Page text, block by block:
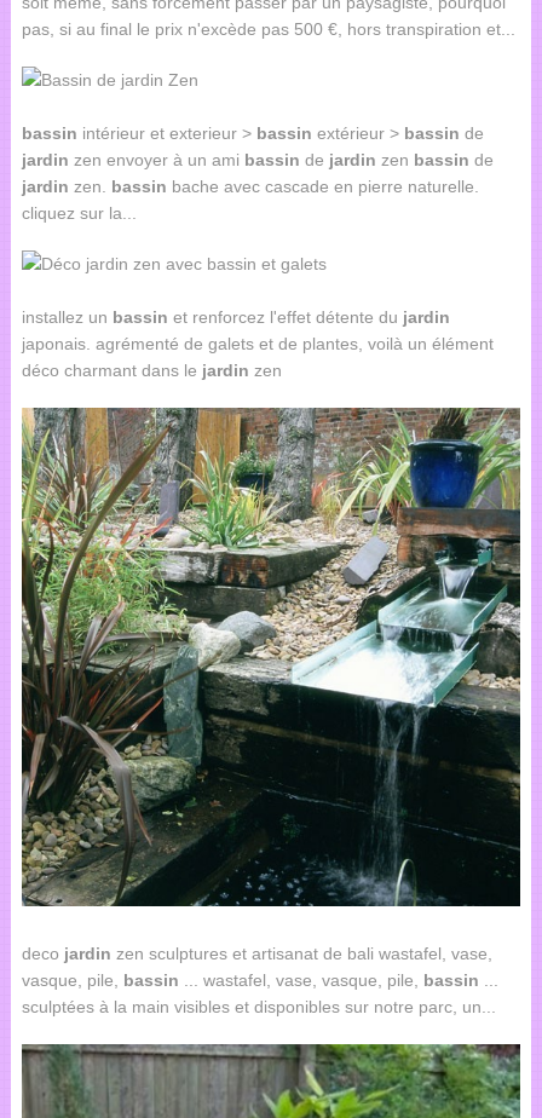
pas, si au final le prix n'excède pas 500 €, hors transpiration et...
bassin intérieur et exterieur > bassin extérieur > bassin de
jardin zen envoyer à un ami bassin de jardin zen bassin de
jardin zen. bassin bache avec cascade en pierre naturelle.
cliquez sur la...
installez un bassin et renforcez l'effet détente du jardin
japonais. agrémenté de galets et de plantes, voilà un élément
déco charmant dans le jardin zen
deco jardin zen sculptures et artisanat de bali wastafel, vase,
vasque, pile, bassin ... wastafel, vase, vasque, pile, bassin ...
sculptées à la main visibles et disponibles sur notre parc, un...